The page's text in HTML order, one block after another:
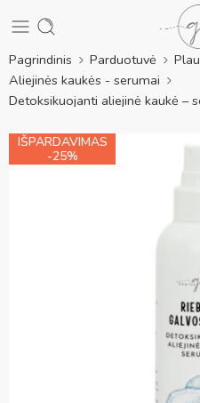
Pagrindinis Parduotuvė
Aliejinės kaukės - serumai
Detoksikuojanti aliejinė kaukė –
IŠPARDAVIMAS
-25%